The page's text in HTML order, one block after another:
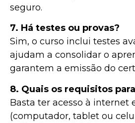
seguro.
7. Há testes ou provas?
Sim, o curso inclui testes
ajudam a consolidar o
garantem a emissão do
8. Quais os requisitos
Basta ter acesso à internet
(computador, tablet ou